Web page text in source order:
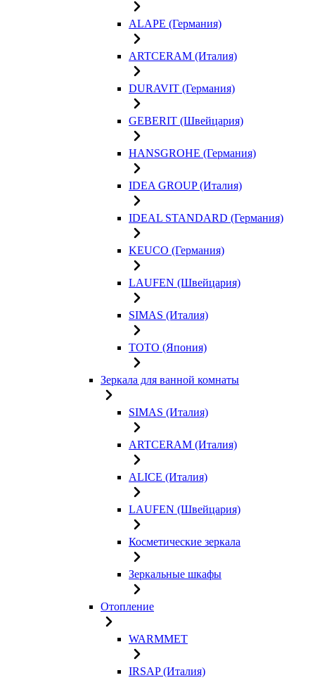
ALAPE (Германия)
ARTCERAM (Италия)
DURAVIT (Германия)
GEBERIT (Швейцария)
HANSGROHE (Германия)
IDEA GROUP (Италия)
IDEAL STANDARD (Германия)
KEUCO (Германия)
LAUFEN (Швейцария)
SIMAS (Италия)
TOTO (Япония)
Зеркала для ванной комнаты
SIMAS (Италия)
ARTCERAM (Италия)
ALICE (Италия)
LAUFEN (Швейцария)
Косметические зеркала
Зеркальные шкафы
Отопление
WARMMET
IRSAP (Италия)